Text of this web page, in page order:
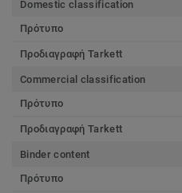
Domestic classification
Πρότυπο
Προδιαγραφή Tarkett
Commercial classification
Πρότυπο
Προδιαγραφή Tarkett
Binder content
Πρότυπο